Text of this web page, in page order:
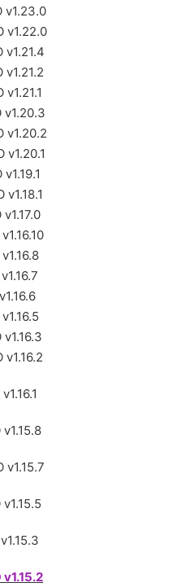
v1.23.0
v1.22.0
v1.21.4
v1.20.3
v1.20.2
v1.20.1
v1.15.7